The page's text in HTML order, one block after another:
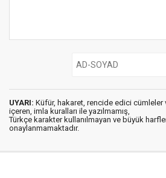
UYARI: Küfür, hakaret, rencide edici cümleler
içeren, imla kuralları ile yazılmamış,
Türkçe karakter kullanılmayan ve büyük
onaylanmamaktadır.